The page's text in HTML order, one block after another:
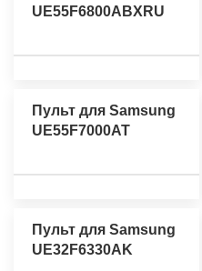
UE55F6800ABXRU
Пульт для Samsung
UE55F7000AT
Пульт для Samsung
UE32F6330AK